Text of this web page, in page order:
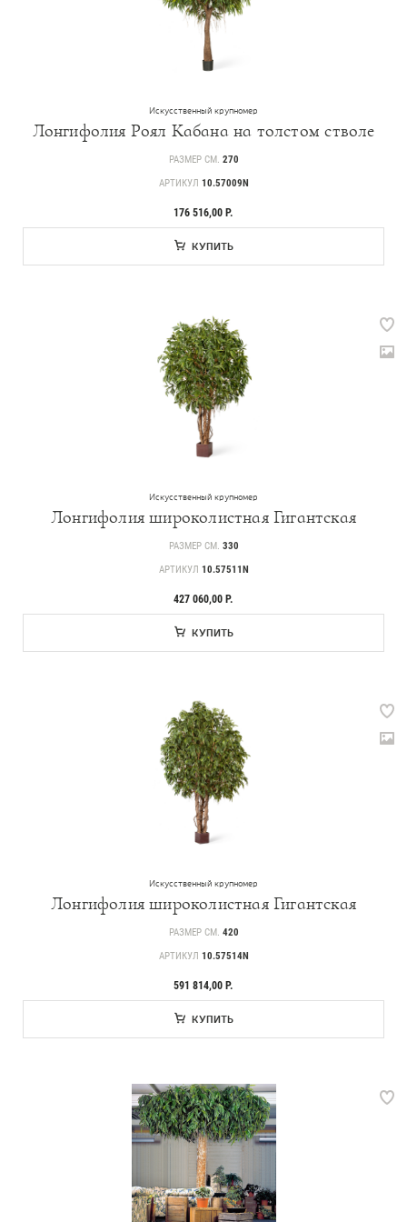
Искусственный крупномер
Лонгифолия Роял Кабана на толстом стволе
РАЗМЕР СМ. 270
АРТИКУЛ 10.57009N
176 516,00 Р.
КУПИТЬ
Искусственный крупномер
Лонгифолия широколистная Гигантская
РАЗМЕР СМ. 330
АРТИКУЛ 10.57511N
427 060,00 Р.
КУПИТЬ
Искусственный крупномер
Лонгифолия широколистная Гигантская
РАЗМЕР СМ. 420
АРТИКУЛ 10.57514N
591 814,00 Р.
КУПИТЬ